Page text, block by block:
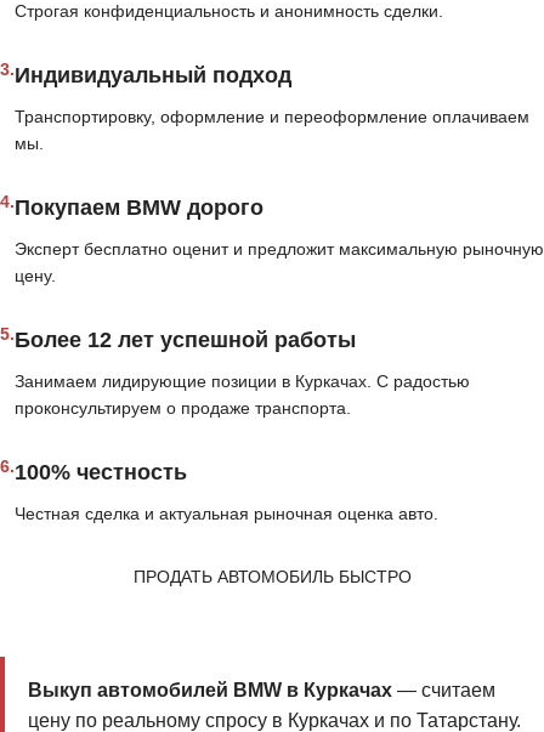
Строгая конфиденциальность и анонимность сделки.
3.Индивидуальный подход
Транспортировку, оформление и переоформление оплачиваем
мы.
4.Покупаем BMW дорого
Эксперт бесплатно оценит и предложит максимальную рыночную
цену.
5.Более 12 лет успешной работы
Занимаем лидирующие позиции в Куркачах. С радостью
проконсультируем о продаже транспорта.
6.100% честность
Честная сделка и актуальная рыночная оценка авто.
ПРОДАТЬ АВТОМОБИЛЬ БЫСТРО
Выкуп автомобилей BMW в Куркачах— считаем
цену по реальному спросу в Куркачах и по Татарстану.